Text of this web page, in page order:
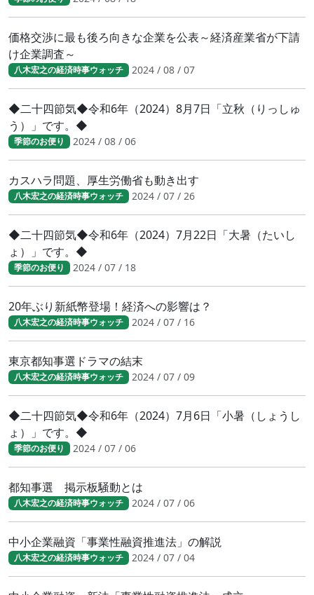
価格交渉に最も後ろ向きな企業を公表～経済産業省が下請
け企業調査～
八木宏之の経済時事ウォッチ 2024 / 08 / 07
◆二十四節気◆令和6年（2024）8月7日「立秋（りっしゅ
う）」です。◆
季節のお便り 2024 / 08 / 06
カスハラ問題、厚生労働省も動き出す
八木宏之の経済時事ウォッチ 2024 / 07 / 26
◆二十四節気◆令和6年（2024）7月22日「大暑（たいし
ょ）」です。◆
季節のお便り 2024 / 07 / 18
20年ぶり新紙幣登場！経済への影響は？
八木宏之の経済時事ウォッチ 2024 / 07 / 16
東京都知事選ドラマの結末
八木宏之の経済時事ウォッチ 2024 / 07 / 09
◆二十四節気◆令和6年（2024）7月6日「小暑（しょうし
ょ）」です。◆
季節のお便り 2024 / 07 / 06
都知事選 掲示板騒動とは
八木宏之の経済時事ウォッチ 2024 / 07 / 06
中小企業融資「事業性融資推進法」の解説
八木宏之の経済時事ウォッチ 2024 / 07 / 04